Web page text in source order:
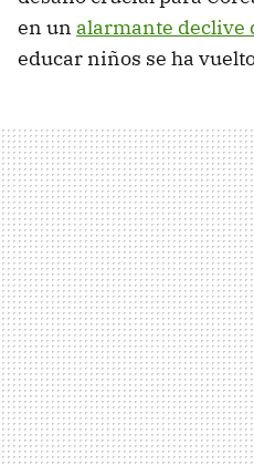
en un alarmante declive
educar niños se ha